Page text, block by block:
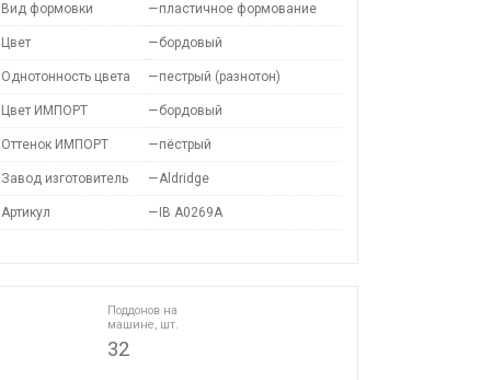
Вид формовки —пластичное формование
Цвет —бордовый
Однотонность цвета —пестрый (разнотон)
Цвет ИМПОРТ —бордовый
Оттенок ИМПОРТ —пёстрый
Завод изготовитель —Aldridge
Артикул — IB A0269A
Поддонов на
машине, шт.
32